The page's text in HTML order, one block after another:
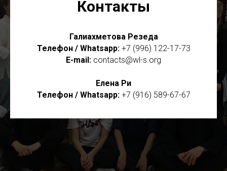
Контакты
Галиахметова Резеда
Телефон / Whatsapp: +7 (996) 122-17-73
E-mail: contacts@wl-s.org
Елена Ри
Телефон / Whatsapp:+7 (916) 589-67-67